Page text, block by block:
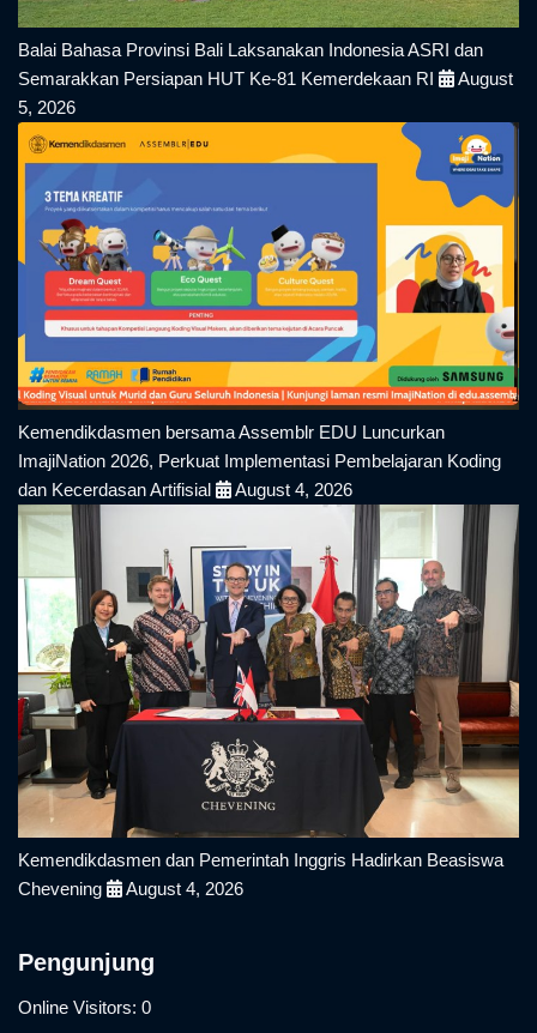
Balai Bahasa Provinsi Bali Laksanakan Indonesia ASRI dan
Semarakkan Persiapan HUT Ke-81 Kemerdekaan RI
August
5, 2026
Kemendikdasmen bersama Assemblr EDU Luncurkan
ImajiNation 2026, Perkuat Implementasi Pembelajaran Koding
dan Kecerdasan Artifisial
August 4, 2026
Kemendikdasmen dan Pemerintah Inggris Hadirkan Beasiswa
Chevening
August 4, 2026
Pengunjung
Online Visitors: 0